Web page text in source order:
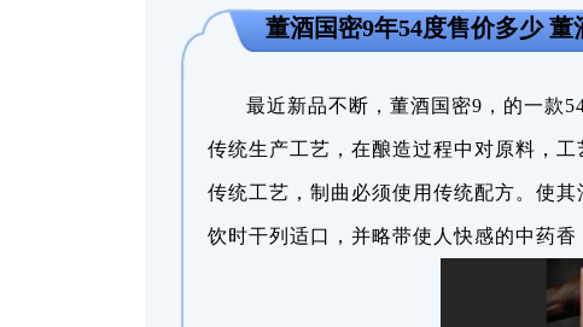
董酒国密9年54度售价多少
最近新品不断，董酒国密9，的一款
传统生产工艺，在酿造过程中对原料，
传统工艺，制曲必须使用传统配方。使
饮时干列适口，并略带使人快感的中药香